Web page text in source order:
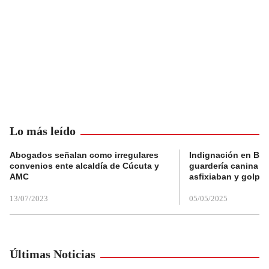
Lo más leído
Abogados señalan como irregulares
convenios ente alcaldía de Cúcuta y
AMC
13/07/2023
Indignación en
guardería canina
asfixiaban y
05/05/2025
Últimas Noticias